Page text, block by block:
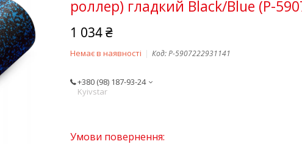
роллер) гладкий Black/Blue (P-
1 034 ₴
Немає в наявності Код:P-5907222931141
+380 (98) 187-93-24
Kyivstar